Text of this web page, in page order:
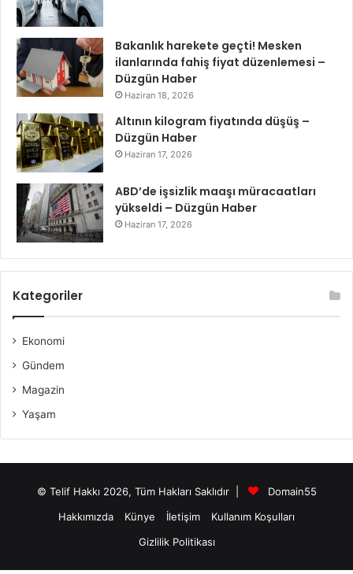
Bakanlık harekete geçti! Mesken
ilanlarında fahiş fiyat düzenlemesi –
Düzgün Haber
Haziran 18, 2026
Altının kilogram fiyatında düşüş –
Düzgün Haber
Haziran 17, 2026
ABD’de işsizlik maaşı müracaatları
yükseldi – Düzgün Haber
Haziran 17, 2026
Kategoriler
Ekonomi
Gündem
Magazin
Yaşam
© Telif Hakkı 2026, Tüm Hakları Saklıdır |
Domain55
Hakkımızda
Künye İletişim
Kullanım Koşulları
Gizlilik Politikası